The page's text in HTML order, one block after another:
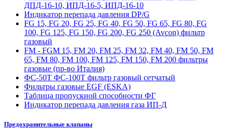
ДПД-16-10, ИПД-16-5, ИПД-16-10
Индикатор перепада давления DP/G
FG 15, FG 20, FG 25, FG 40, FG 50, FG 65, FG 80, FG
100, FG 125, FG 150, FG 200, FG 250 (Avcon) фильтр
газовый
FM - FGM 15, FM 20, FM 25, FM 32, FM 40, FM 50, FM
65, FM 80, FM 100, FM 125, FM 150, FM 200 фильтры
газовые (пр-во Италия)
ФС-50Т ФС-100Т фильтр газовый сетчатый
Фильтры газовые EGF (ESKA)
Таблица пропускной способности ФГ
Индикатор перепада давления газа ИП-Д
Предохранительные клапаны